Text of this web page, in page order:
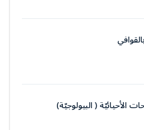
الأحيائيّة ( البيولوجيّة)